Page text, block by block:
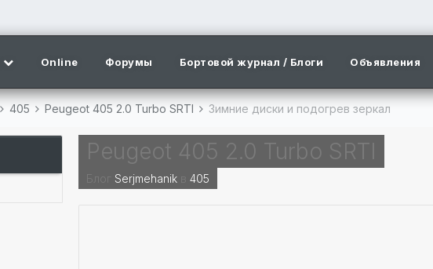
Online Форумы Бортовой журнал / Блоги Объявления
405 Peugeot 405 2.0 Turbo SRTI Зимние диски и подогрев зеркал
Peugeot 405 2.0 Turbo SRTI
Блог Serjmehanik в 405